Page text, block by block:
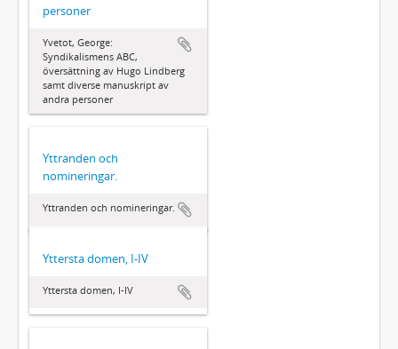
personer
Yvetot, George:
Syndikalismens ABC,
översättning av Hugo Lindberg
samt diverse manuskript av
andra personer
Yttranden och
nomineringar.
Yttranden och nomineringar.
Yttersta domen, I-IV
Yttersta domen, I-IV